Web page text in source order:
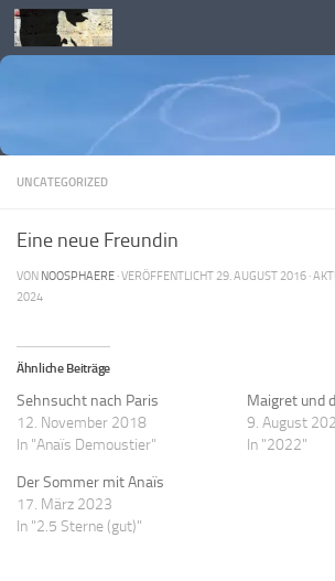
Skip to content
UNCATEGORIZED
Eine neue Freundin
VON NOOSPHAERE · VERÖFFENTLICHT 29. AUGUST 2016 ·
2024
Ähnliche Beiträge
Sehnsucht nach Paris
12. November 2018
In "Anaïs Demoustier"
Maigret und
9. August
In "2022"
Der Sommer mit Anaïs
17. März 2023
In "2.5 Sterne (gut)"